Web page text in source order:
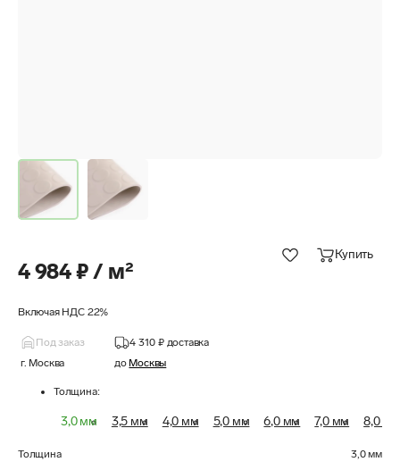
4 984 ₽ / м²
Включая НДС 22%
Купить
Под заказ 4 310 ₽ доставка
г. Москва
до Москвы
Толщина:
3,0 мм 3,5 мм 4,0 мм 5,0 мм 6,0 мм 7,0 мм 8,0 мм
Толщина 3,0 мм